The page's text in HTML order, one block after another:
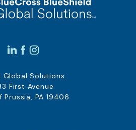
Global Solutions
First Avenue
Prussia, PA 19406